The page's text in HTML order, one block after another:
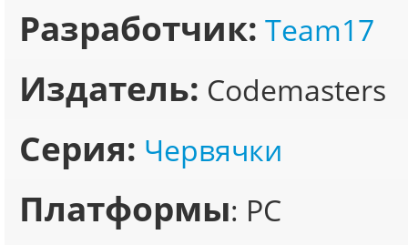
Разработчик: Team17
Издатель: Codemasters
Серия: Червячки
Платформы: PC